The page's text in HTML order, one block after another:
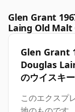
Glen Grant
Laing Old Malt
Glen Grant
Douglas
のウイスキ
このエクスプ